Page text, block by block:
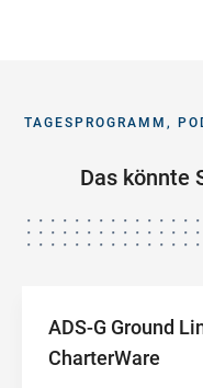
TAGESPROGRAMM,
Das könnte
ADS-G Ground
CharterWare